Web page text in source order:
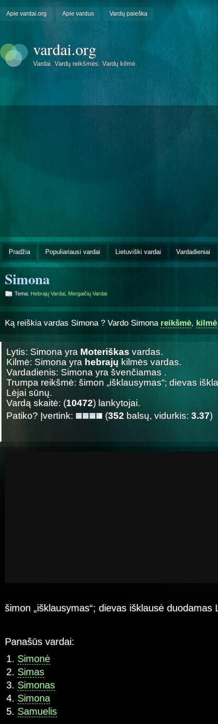
Apie vardai.org Apie vardus Vardų paieška
vardai.org
Vardai. Vardų reikšmės. Vardų kilmė.
Pradžia Populiariausi vardai Lietuviški vardai Vardadieniai
Simona
Tema: Hebrajų Vardai Mergaičių Vardai
Ką reiškia vardas Simona ? Vardo Simona reikšmė, kilmė
Lytis: Simona yra Moteriškas vardas.
Kilmė: Simona yra hebrajų kilmės vardas.
Vardadienis: Simona yra švenčiamas .
Trumpa reikšmė: šimon „išklausymas“; dievas
Lėjai sūnų.
Vardą skaitė: (10472) lankytojai.
Patiko? Įvertink:
(352 balsų, vidurkis: 3.37)
šimon „išklausymas“; dievas išklausė duodamas
Panašūs vardai:
Simonė
Simas
Simonas
Simona
Samuelis